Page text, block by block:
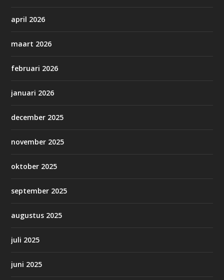
april 2026
maart 2026
februari 2026
januari 2026
december 2025
november 2025
oktober 2025
september 2025
augustus 2025
juli 2025
juni 2025